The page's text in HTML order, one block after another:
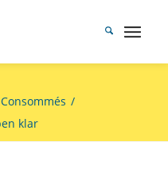
/
klar